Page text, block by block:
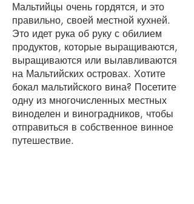
Мальтийцы очень гордятся, и это
правильно, своей местной кухней.
Это идет рука об руку с обилием
продуктов, которые выращиваются,
выращиваются или вылавливаются
на Мальтийских островах. Хотите
бокал мальтийского вина? Посетите
одну из многочисленных местных
виноделен и виноградников, чтобы
отправиться в собственное винное
путешествие.